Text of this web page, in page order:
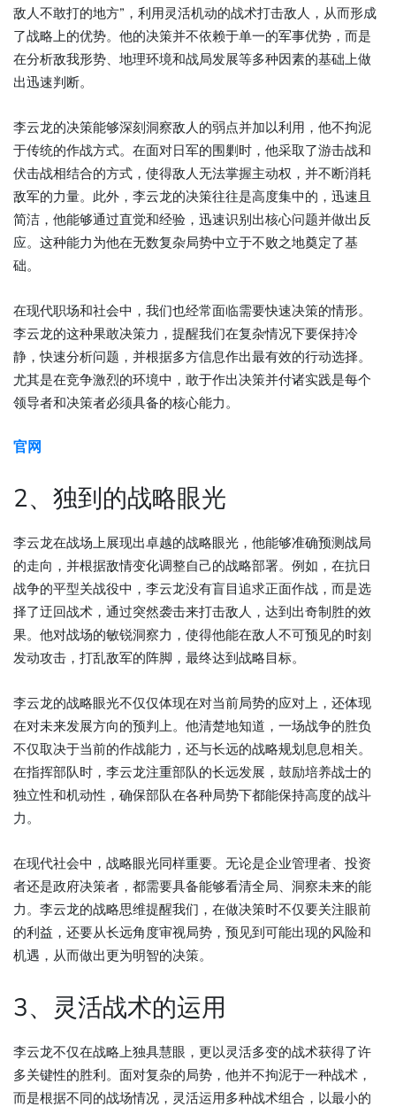
敌人不敢打的地方”，利用灵活机动的战术打击敌人，从而形成
了战略上的优势。他的决策并不依赖于单一的军事优势，而是
在分析敌我形势、地理环境和战局发展等多种因素的基础上做
出迅速判断。
李云龙的决策能够深刻洞察敌人的弱点并加以利用，他不拘泥
于传统的作战方式。在面对日军的围剿时，他采取了游击战和
伏击战相结合的方式，使得敌人无法掌握主动权，并不断消耗
敌军的力量。此外，李云龙的决策往往是高度集中的，迅速且
简洁，他能够通过直觉和经验，迅速识别出核心问题并做出反
应。这种能力为他在无数复杂局势中立于不败之地奠定了基
础。
在现代职场和社会中，我们也经常面临需要快速决策的情形。
李云龙的这种果敢决策力，提醒我们在复杂情况下要保持冷
静，快速分析问题，并根据多方信息作出最有效的行动选择。
尤其是在竞争激烈的环境中，敢于作出决策并付诸实践是每个
领导者和决策者必须具备的核心能力。
官网
2、独到的战略眼光
李云龙在战场上展现出卓越的战略眼光，他能够准确预测战局
的走向，并根据敌情变化调整自己的战略部署。例如，在抗日
战争的平型关战役中，李云龙没有盲目追求正面作战，而是选
择了迂回战术，通过突然袭击来打击敌人，达到出奇制胜的效
果。他对战场的敏锐洞察力，使得他能在敌人不可预见的时刻
发动攻击，打乱敌军的阵脚，最终达到战略目标。
李云龙的战略眼光不仅仅体现在对当前局势的应对上，还体现
在对未来发展方向的预判上。他清楚地知道，一场战争的胜负
不仅取决于当前的作战能力，还与长远的战略规划息息相关。
在指挥部队时，李云龙注重部队的长远发展，鼓励培养战士的
独立性和机动性，确保部队在各种局势下都能保持高度的战斗
力。
在现代社会中，战略眼光同样重要。无论是企业管理者、投资
者还是政府决策者，都需要具备能够看清全局、洞察未来的能
力。李云龙的战略思维提醒我们，在做决策时不仅要关注眼前
的利益，还要从长远角度审视局势，预见到可能出现的风险和
机遇，从而做出更为明智的决策。
3、灵活战术的运用
李云龙不仅在战略上独具慧眼，更以灵活多变的战术获得了许
多关键性的胜利。面对复杂的局势，他并不拘泥于一种战术，
而是根据不同的战场情况，灵活运用多种战术组合，以最小的